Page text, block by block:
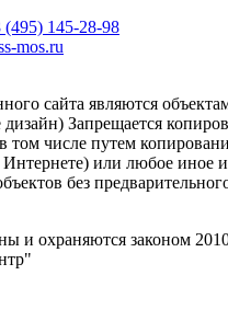
(495) 145-28-98
mos.ru
сайта являются
Запрещается
том числе путем
или любое иное
без
и охраняются законом